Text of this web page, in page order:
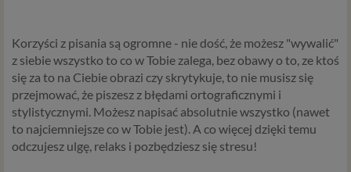
Korzyści z pisania są ogromne - nie dość, że możesz "wywalić"
z siebie wszystko to co w Tobie zalega, bez obawy o to, ze ktoś
się za to na Ciebie obrazi czy skrytykuje, to nie musisz się
przejmować, że piszesz z błędami ortograficznymi i
stylistycznymi. Możesz napisać absolutnie wszystko (nawet
to najciemniejsze co w Tobie jest). A co więcej dzięki temu
odczujesz ulgę, relaks i pozbędziesz się stresu!